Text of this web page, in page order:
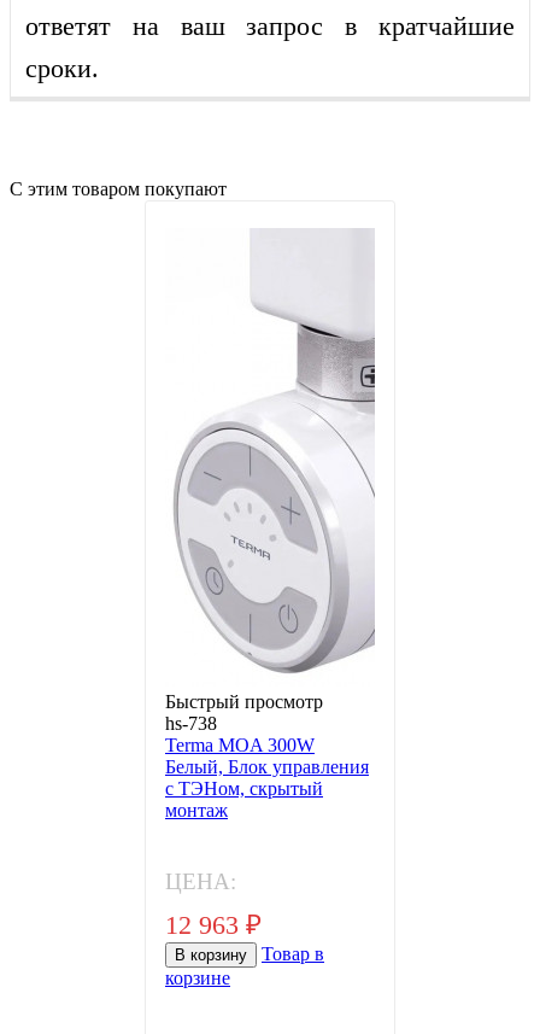
ответят на ваш запрос в кратчайшие
сроки.
С этим товаром покупают
Быстрый просмотр
hs-738
Terma MOA 300W
Белый, Блок управления
с ТЭНом, скрытый
монтаж
ЦЕНА:
12 963 ₽
В корзину
Товар в
корзине